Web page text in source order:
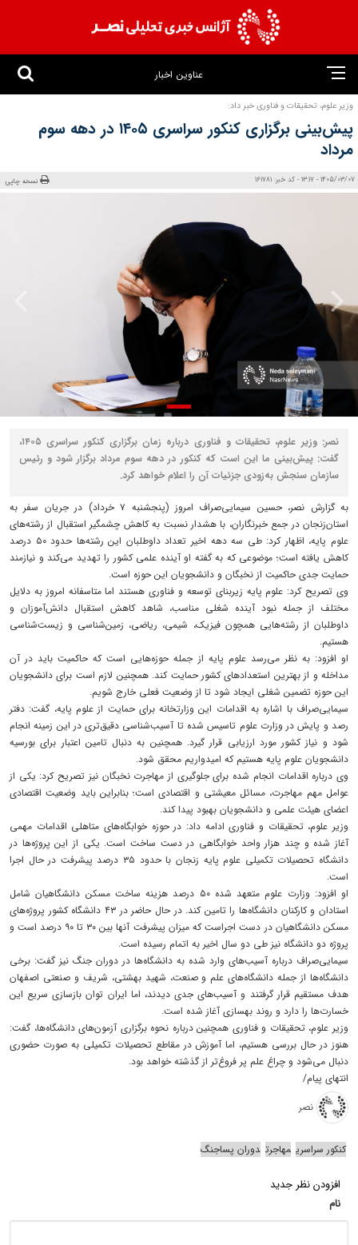
عناوین اخبار
وزیر علوم، تحقیقات و فناوری خبر داد:
پیش‌بینی برگزاری کنکور سراسری ۱۴۰۵ در دهه سوم
مرداد
1405/03/07 - 13:17 - کد خبر: 161781 نسخه چاپی
نصر: وزیر علوم، تحقیقات و فناوری درباره زمان برگزاری کنکور سراسری ۱۴۰۵،
گفت: پیش‌بینی ما این است که کنکور در دهه سوم مرداد برگزار شود و رئیس
سازمان سنجش به‌زودی جزئیات آن را اعلام خواهد کرد.
به گزارش نصر، حسین سیمایی‌صراف امروز (پنجشنبه ۷ خرداد) در جریان سفر به
استان‌زنجان در جمع خبرنگاران، با هشدار نسبت به کاهش چشمگیر استقبال از رشته‌های
علوم پایه، اظهار کرد: طی سه دهه اخیر تعداد داوطلبان این رشته‌ها حدود ۵۰ درصد
کاهش یافته است؛ موضوعی که به گفته او آینده علمی کشور را تهدید می‌کند و نیازمند
حمایت جدی حاکمیت از نخبگان و دانشجویان این حوزه است.
وی تصریح کرد: علوم پایه زیربنای توسعه و فناوری هستند اما متاسفانه امروز به دلایل
مختلف از جمله نبود آینده شغلی مناسب، شاهد کاهش استقبال دانش‌آموزان و
داوطلبان از رشته‌هایی همچون فیزیک، شیمی، ریاضی، زمین‌شناسی و زیست‌شناسی
هستیم.
او افزود: به نظر می‌رسد علوم پایه از جمله حوزه‌هایی است که حاکمیت باید در آن
مداخله و از بهترین استعدادهای کشور حمایت کند. همچنین لازم است برای دانشجویان
این حوزه تضمین شغلی ایجاد شود تا از وضعیت فعلی خارج شویم.
سیمایی‌صراف با اشاره به اقدامات این وزارتخانه برای حمایت از علوم پایه، گفت: دفتر
رصد و پایش در وزارت علوم تاسیس شده تا آسیب‌شناسی دقیق‌تری در این زمینه انجام
شود و نیاز کشور مورد ارزیابی قرار گیرد. همچنین به دنبال تامین اعتبار برای بورسیه
دانشجویان علوم پایه هستیم که امیدواریم محقق شود.
وی درباره اقدامات انجام شده برای جلوگیری از مهاجرت نخبگان نیز تصریح کرد: یکی از
عوامل مهم مهاجرت، مسائل معیشتی و اقتصادی است؛ بنابراین باید وضعیت اقتصادی
اعضای هیئت علمی و دانشجویان بهبود پیدا کند.
وزیر علوم، تحقیقات و فناوری ادامه داد: در حوزه خوابگاه‌های متاهلی اقدامات مهمی
آغاز شده و چند هزار واحد خوابگاهی در دست ساخت است. یکی از این پروژه‌ها در
دانشگاه تحصیلات تکمیلی علوم پایه زنجان با حدود ۳۵ درصد پیشرفت در حال اجرا
است.
او افزود: وزارت علوم متعهد شده ۵۰ درصد هزینه ساخت مسکن دانشگاهیان شامل
استادان و کارکنان دانشگاه‌ها را تامین کند. در حال حاضر در ۴۳ دانشگاه کشور پروژه‌های
مسکن دانشگاهیان در دست اجراست که میزان پیشرفت آنها بین ۳۰ تا ۹۰ درصد است و
پروژه دو دانشگاه نیز طی دو سال اخیر به اتمام رسیده است.
سیمایی‌صراف درباره آسیب‌های وارد شده به دانشگاه‌ها در دوران جنگ نیز گفت: برخی
دانشگاه‌ها از جمله دانشگاه‌های علم و صنعت، شهید بهشتی، شریف و صنعتی اصفهان
هدف مستقیم قرار گرفتند و آسیب‌های جدی دیدند، اما ایران توان بازسازی سریع این
خسارت‌ها را دارد و روند بهسازی آغاز شده است.
وزیر علوم، تحقیقات و فناوری همچنین درباره نحوه برگزاری آزمون‌های دانشگاه‌ها، گفت:
هنوز در حال بررسی هستیم، اما آموزش در مقاطع تحصیلات تکمیلی به صورت حضوری
دنبال می‌شود و چراغ علم پر فروغ‌تر از گذشته خواهد بود.
انتهای پیام/
نصر
کنکور سراسری مهاجرت دوران پساجنگ
افزودن نظر جدید
نام